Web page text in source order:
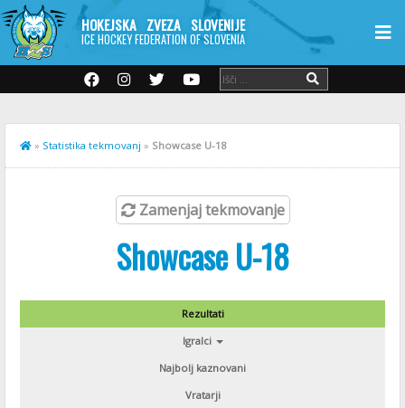
HOKEJSKA ZVEZA SLOVENIJE
ICE HOCKEY FEDERATION OF SLOVENIA
» Statistika tekmovanj » Showcase U-18
Zamenjaj tekmovanje
Showcase U-18
Rezultati
Igralci
Najbolj kaznovani
Vratarji